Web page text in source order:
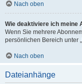
Nach oben
Wie deaktiviere ich meine
Wenn Sie mehrere
persönlichen Bereich unter
Nach oben
Dateianhänge